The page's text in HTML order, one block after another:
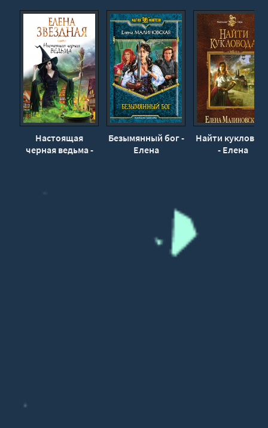
Настоящая
черная ведьма -
Безымянный бог -
Елена
Найти
- Елена